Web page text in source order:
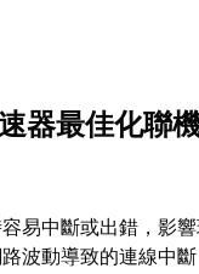
器最佳化聯
易中斷或出錯，影
波動導致的連線中斷